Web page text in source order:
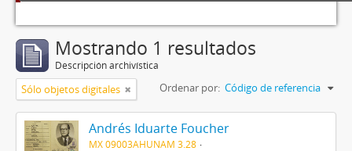
Mostrando 1 resultados
Descripción archivística
Sólo objetos digitales Ordenar por: Código de referencia
Andrés Iduarte Foucher
MX 09003AHUNAM 3.28